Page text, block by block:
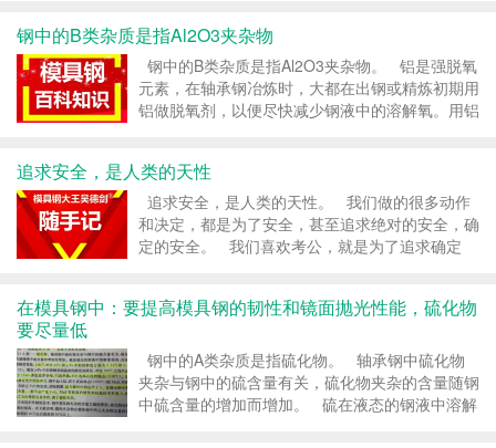
钢中的B类杂质是指Al2O3夹杂物
钢中的B类杂质是指Al2O3夹杂物。 铝是强脱氧
元素，在轴承钢冶炼时，大都在出钢或精炼初期用
铝做脱氧剂，以便尽快减少钢液中的溶解氧。用铝
脱氧后，最常见...
追求安全，是人类的天性
追求安全，是人类的天性。 我们做的很多动作
和决定，都是为了安全，甚至追求绝对的安全，确
定的安全。 我们喜欢考公，就是为了追求确定
在模具钢中：要提高模具钢的韧性和镜面抛光性能，硫化物
要尽量低
钢中的A类杂质是指硫化物。 轴承钢中硫化物
夹杂与钢中的硫含量有关，硫化物夹杂的含量随钢
中硫含量的增加而增加。 硫在液态的钢液中溶解